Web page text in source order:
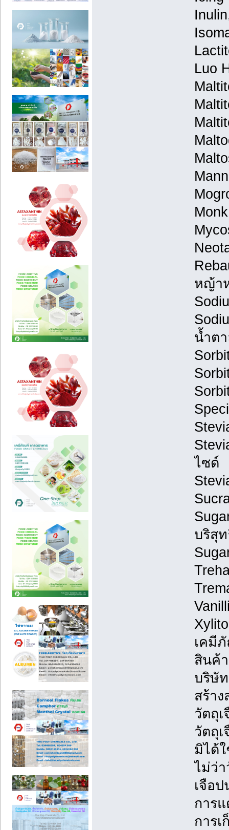
Luo
หญ้า
น้ำต
ไซด์
บริสุ
เคมี
สินค้
บริษั
สร้า
วัตถุ
วัตถุ
มิได้
ไม่ว่
เจือ
การ
การ